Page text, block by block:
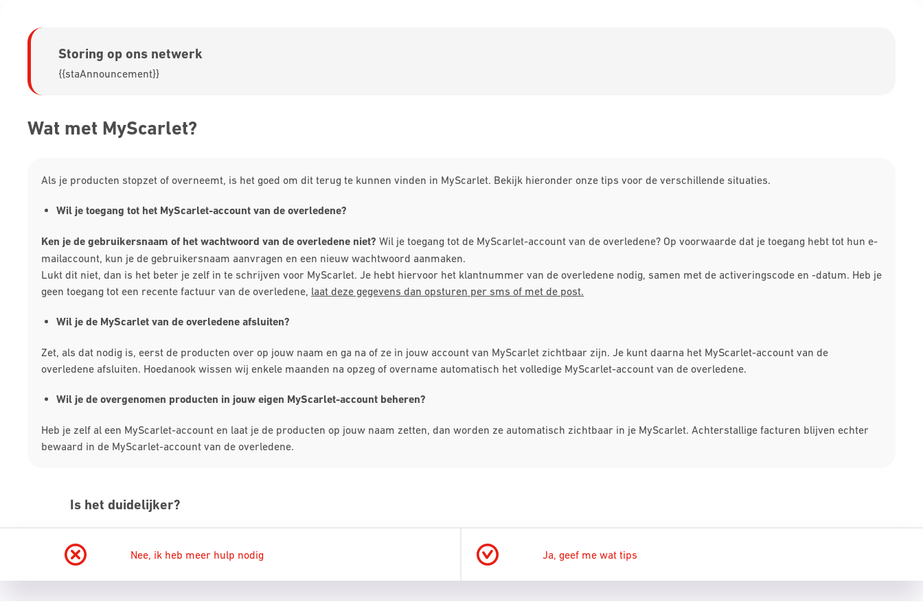
Storing op ons netwerk
{{staAnnouncement}}
Wat met MyScarlet?
Als je producten stopzet of overneemt, is het goed om dit terug te kunnen vinden in MyScarlet. Bekijk hieronder onze tips voor de verschillende situaties.
Wil je toegang tot het MyScarlet-account van de overledene?
Ken je de gebruikersnaam of het wachtwoord van de overledene niet? Wil je toegang tot de MyScarlet-account van de overledene? Op voorwaarde dat je toegang hebt tot hun e-
mailaccount, kun je de gebruikersnaam aanvragen en een nieuw wachtwoord aanmaken.
Lukt dit niet, dan is het beter je zelf in te schrijven voor MyScarlet. Je hebt hiervoor het klantnummer van de overledene nodig, samen met de activeringscode en -datum. Heb je
geen toegang tot een recente factuur van de overledene, laat deze gegevens dan opsturen per sms of met de post.
Wil je de MyScarlet van de overledene afsluiten?
Zet, als dat nodig is, eerst de producten over op jouw naam en ga na of ze in jouw account van MyScarlet zichtbaar zijn. Je kunt daarna het MyScarlet-account van de
overledene afsluiten. Hoedanook wissen wij enkele maanden na opzeg of overname automatisch het volledige MyScarlet-account van de overledene.
Wil je de overgenomen producten in jouw eigen MyScarlet-account beheren?
Heb je zelf al een MyScarlet-account en laat je de producten op jouw naam zetten, dan worden ze automatisch zichtbaar in je MyScarlet. Achterstallige facturen blijven echter
bewaard in de MyScarlet-account van de overledene.
Is het duidelijker?
Nee, ik heb meer hulp nodig Ja, geef me wat tips